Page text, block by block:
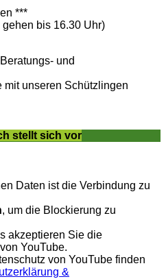
***
bis 16.30 Uhr)
und
mit unseren Schützlingen
stellt sich vor
Daten ist die Verbindung zu
, um die Blockierung zu
akzeptieren Sie die
YouTube.
von YouTube finden
&